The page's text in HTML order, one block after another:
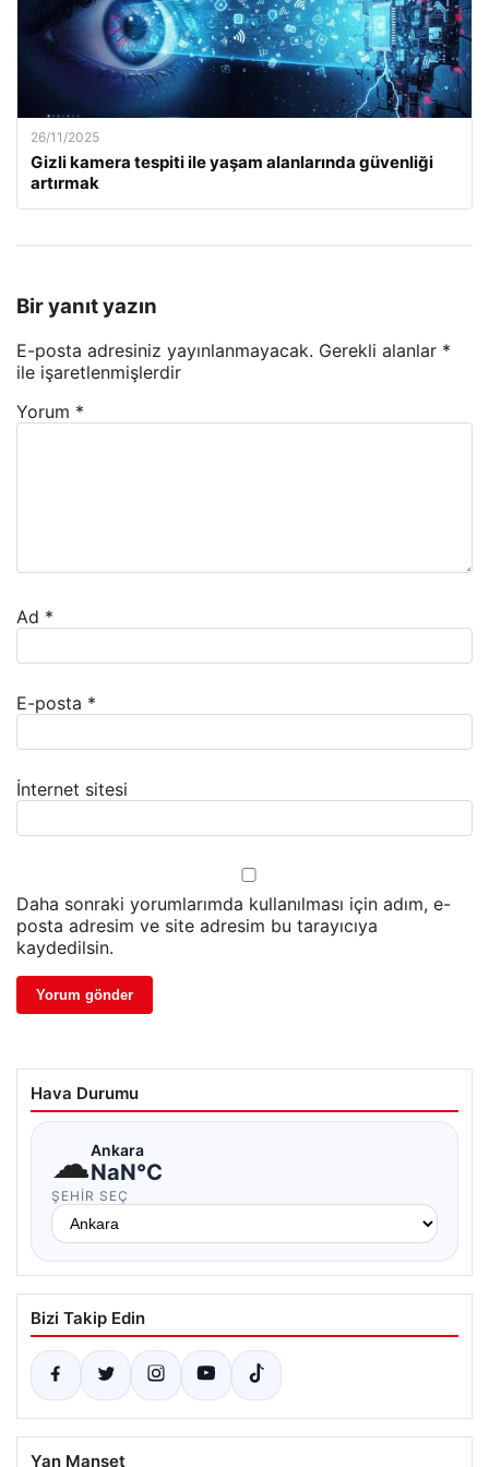
26/11/2025
Gizli kamera tespiti ile yaşam alanlarında güvenliği
artırmak
Bir yanıt yazın
E-posta adresiniz yayınlanmayacak. Gerekli alanlar *
ile işaretlenmişlerdir
Yorum *
Ad *
E-posta *
İnternet sitesi
Daha sonraki yorumlarımda kullanılması için adım, e-
posta adresim ve site adresim bu tarayıcıya
kaydedilsin.
Hava Durumu
☁Ankara
NaN°C
ŞEHIR SEÇ
Bizi Takip Edin
Yan Manşet